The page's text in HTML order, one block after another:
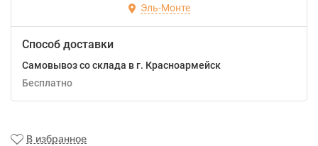
Эль-Монте
Способ доставки
Самовывоз со склада в г. Красноармейск
Бесплатно
В избранное